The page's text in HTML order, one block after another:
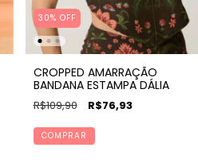
30% OFF
CROPPED AMARRAÇÃO
BANDANA ESTAMPA DÁLIA
R$109,90 R$76,93
COMPRAR